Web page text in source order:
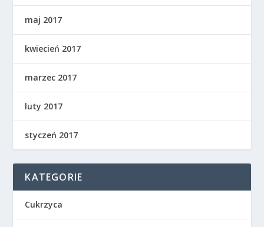
maj 2017
kwiecień 2017
marzec 2017
luty 2017
styczeń 2017
KATEGORIE
Cukrzyca